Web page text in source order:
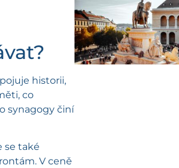
historii,
co
synagogy činí
se také
V ceně